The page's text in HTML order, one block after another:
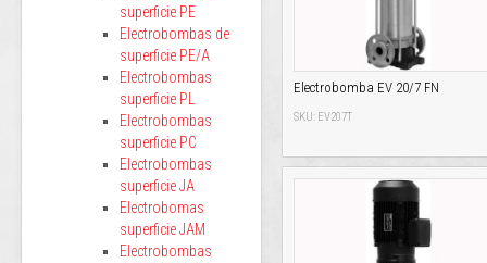
Electrobomba EV 20/7 FN
SKU: EV207T
superficie PE
Electrobombas de
superficie PE/A
Electrobombas
superficie PL
Electrobombas
superficie PC
Electrobombas
superficie JA
Electrobomas
superficie JAM
Electrobombas